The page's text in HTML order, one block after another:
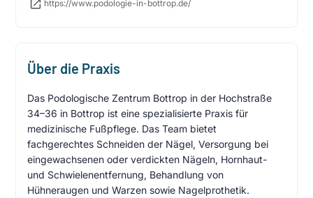
https://www.podologie-in-bottrop.de/
Über die Praxis
Das Podologische Zentrum Bottrop in der Hochstraße
34–36 in Bottrop ist eine spezialisierte Praxis für
medizinische Fußpflege. Das Team bietet
fachgerechtes Schneiden der Nägel, Versorgung bei
eingewachsenen oder verdickten Nägeln, Hornhaut-
und Schwielenentfernung, Behandlung von
Hühneraugen und Warzen sowie Nagelprothetik.